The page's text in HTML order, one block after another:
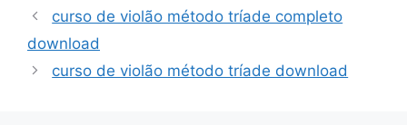
curso de violão método tríade completo
download
curso de violão método tríade download